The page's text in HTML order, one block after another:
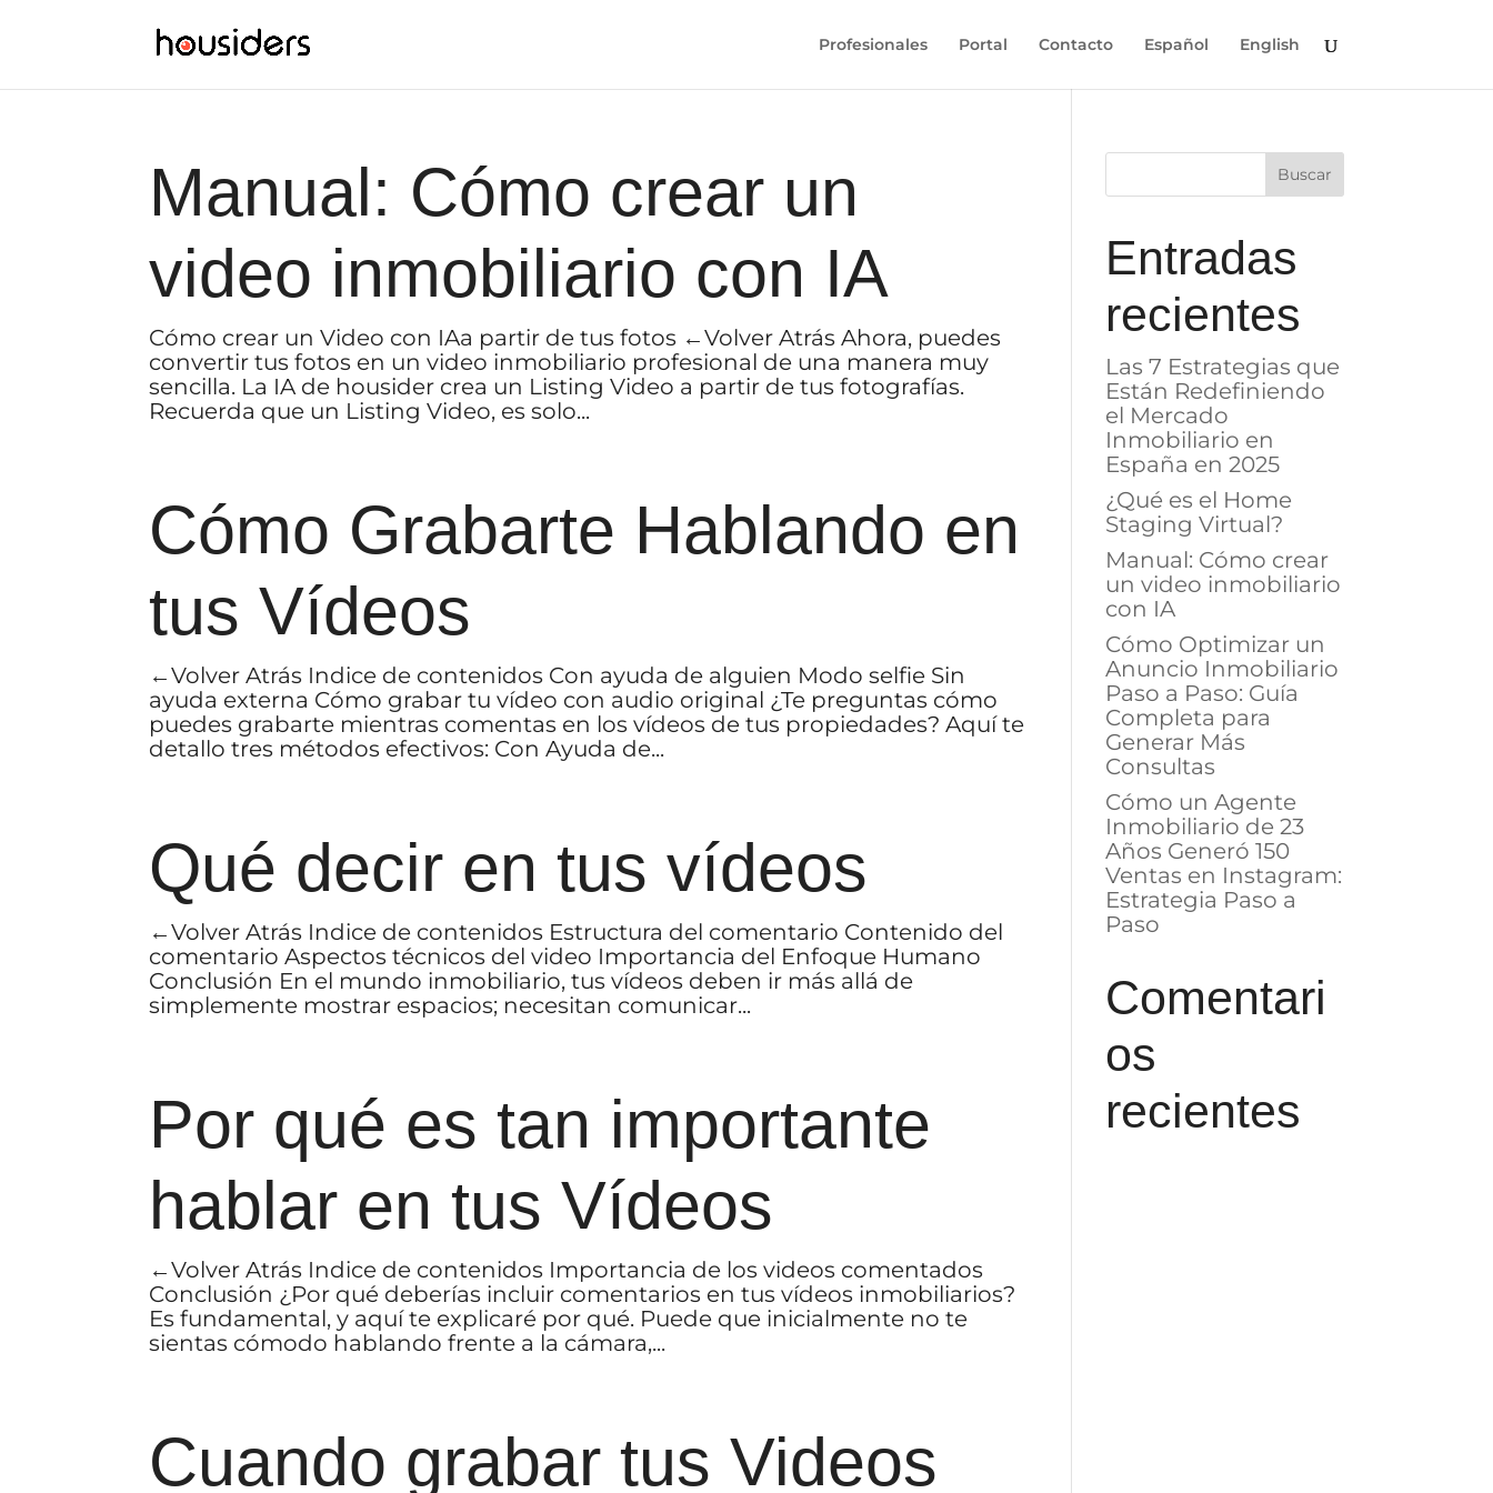
Profesionales Portal Contacto Español English
Manual: Cómo crear un
video inmobiliario con IA
Cómo crear un Video con IAa partir de tus fotos ←Volver Atrás Ahora, puedes
convertir tus fotos en un video inmobiliario profesional de una manera muy
sencilla. La IA de housider crea un Listing Video a partir de tus fotografías.
Recuerda que un Listing Video, es solo...
Cómo Grabarte Hablando en
tus Vídeos
←Volver Atrás Indice de contenidos Con ayuda de alguien Modo selfie Sin
ayuda externa Cómo grabar tu vídeo con audio original ¿Te preguntas cómo
puedes grabarte mientras comentas en los vídeos de tus propiedades? Aquí te
detallo tres métodos efectivos: Con Ayuda de...
Qué decir en tus vídeos
←Volver Atrás Indice de contenidos Estructura del comentario Contenido del
comentario Aspectos técnicos del video Importancia del Enfoque Humano
Conclusión En el mundo inmobiliario, tus vídeos deben ir más allá de
simplemente mostrar espacios; necesitan comunicar...
Por qué es tan importante
hablar en tus Vídeos
←Volver Atrás Indice de contenidos Importancia de los videos comentados
Conclusión ¿Por qué deberías incluir comentarios en tus vídeos inmobiliarios?
Es fundamental, y aquí te explicaré por qué. Puede que inicialmente no te
sientas cómodo hablando frente a la cámara,...
Cuando grabar tus Videos
Entradas
recientes
Las 7 Estrategias que
Están Redefiniendo
el Mercado
Inmobiliario en
España en 2025
¿Qué es el Home
Staging Virtual?
Manual: Cómo crear
un video inmobiliario
con IA
Cómo Optimizar un
Anuncio Inmobiliario
Paso a Paso: Guía
Completa para
Generar Más
Consultas
Cómo un Agente
Inmobiliario de 23
Años Generó 150
Ventas en Instagram:
Estrategia Paso a
Paso
Comentari
os
recientes